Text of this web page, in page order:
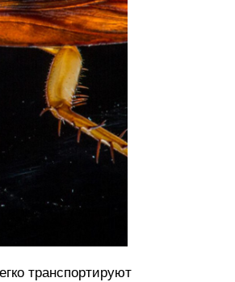
транспортируют